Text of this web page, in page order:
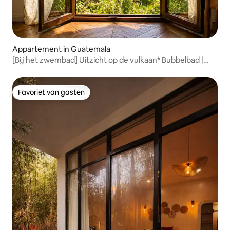
Appartement in Guatemala
[Bij het zwembad] Uitzicht op de vulkaan* Bubbelbad |
Favoriet van gasten
Favoriet van gasten